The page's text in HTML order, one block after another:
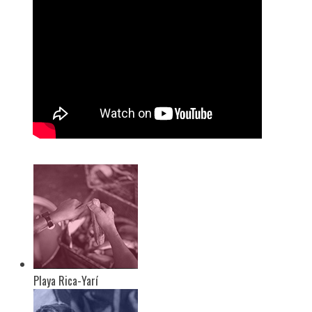
Playa Rica-Yarí